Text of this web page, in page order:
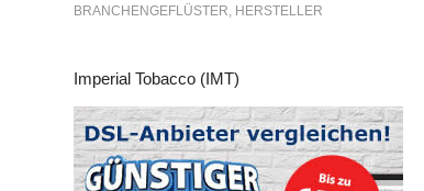
BRANCHENGEFLÜSTER, HERSTELLER
Imperial Tobacco (IMT)